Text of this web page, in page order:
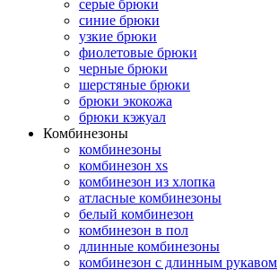
серые брюки
синие брюки
узкие брюки
фиолетовые брюки
черные брюки
шерстяные брюки
брюки экокожа
брюки кэжуал
Комбинезоны
комбинезоны
комбинезон xs
комбинезон из хлопка
атласные комбинезоны
белый комбинезон
комбинезон в пол
длинные комбинезоны
комбинезон с длинным рукавом